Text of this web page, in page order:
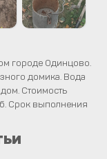
городе Одинцово.
домика. Вода
Стоимость
Срок выполнения